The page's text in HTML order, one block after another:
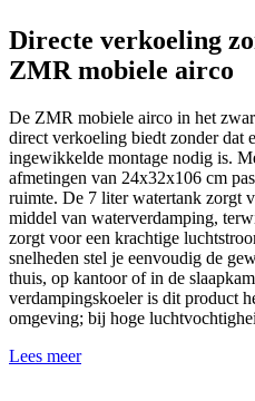
Directe verkoeling
ZMR mobiele airco
De ZMR mobiele airco in het
direct verkoeling biedt zonder dat
ingewikkelde montage nodig is.
afmetingen van 24x32x106 cm
ruimte. De 7 liter watertank zorgt
middel van waterverdamping,
zorgt voor een krachtige
snelheden stel je eenvoudig de
thuis, op kantoor of in de
verdampingskoeler is dit product
omgeving; bij hoge
Lees meer